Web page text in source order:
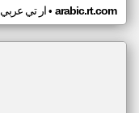
ار تي عربي• arabic.rt.com